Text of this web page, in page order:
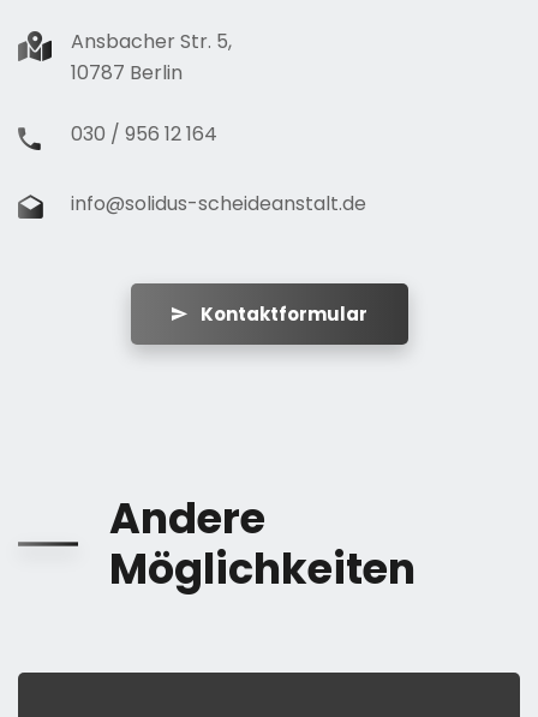
Ansbacher Str. 5,
10787 Berlin
030 / 956 12 164
info@solidus-scheideanstalt.de
Kontaktformular
Andere
Möglichkeiten